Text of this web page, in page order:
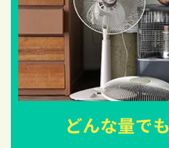
どんな量で